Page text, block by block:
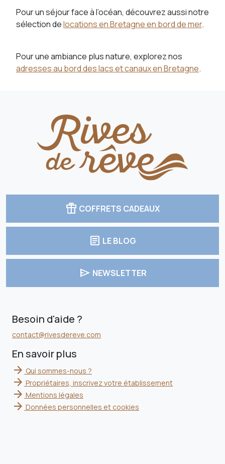
Pour un séjour face à l’océan, découvrez aussi notre
sélection delocations en Bretagne en bord de mer.
Pour une ambiance plus nature, explorez nos
adresses au bord des lacs et canaux en Bretagne.
featured_seasonal_and_gifts COFFRETS CADEAUX
article LE BLOG
send NEWSLETTER
Besoin d'aide ?
contact@rivesdereve.com
En savoir plus
arrow_forward Qui sommes-nous ?
arrow_forward Propriétaires, inscrivez votre établissement
arrow_forward Mentions légales
arrow_forward Données personnelles et cookies